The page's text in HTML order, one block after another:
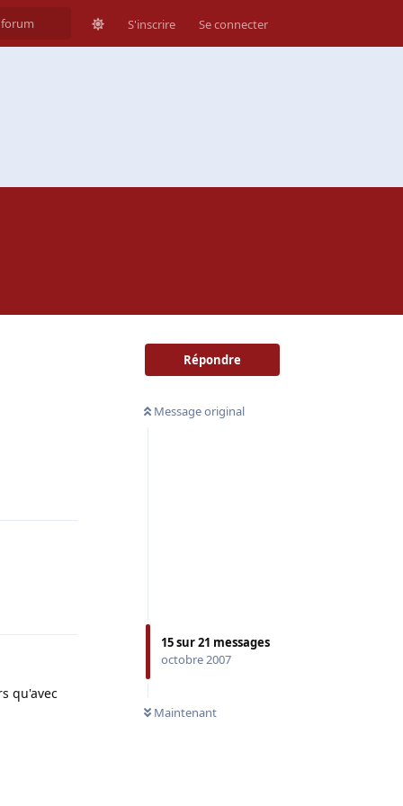
S'inscrire Se connecter
Répondre
Message original
15sur21 messages
octobre 2007
Maintenant
qu'avec